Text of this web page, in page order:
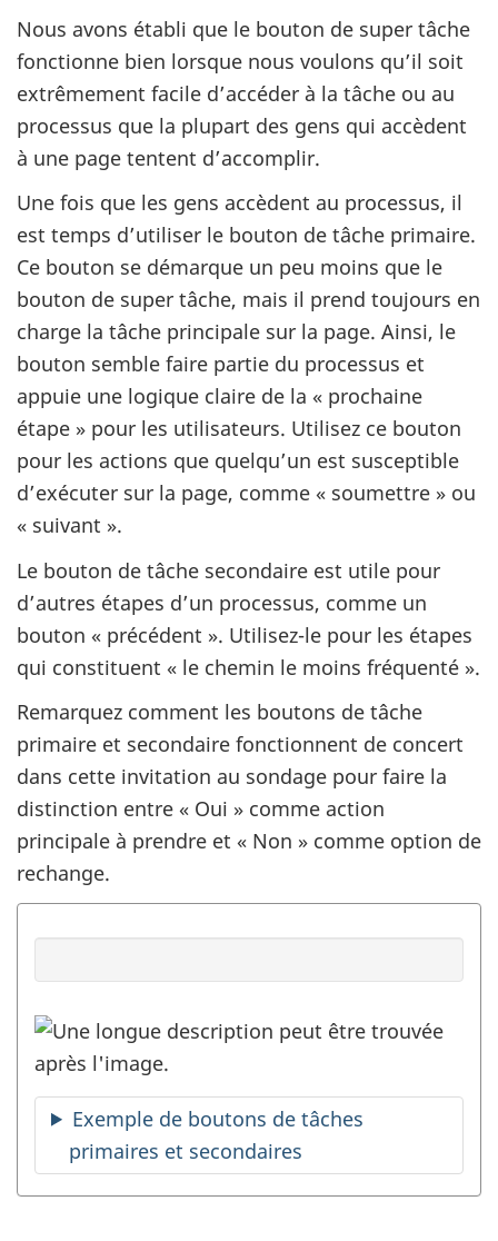
Nous avons établi que le bouton de super tâche
fonctionne bien lorsque nous voulons qu’il soit
extrêmement facile d’accéder à la tâche ou au
processus que la plupart des gens qui accèdent
à une page tentent d’accomplir.
Une fois que les gens accèdent au processus, il
est temps d’utiliser le bouton de tâche primaire.
Ce bouton se démarque un peu moins que le
bouton de super tâche, mais il prend toujours en
charge la tâche principale sur la page. Ainsi, le
bouton semble faire partie du processus et
appuie une logique claire de la « prochaine
étape » pour les utilisateurs. Utilisez ce bouton
pour les actions que quelqu’un est susceptible
d’exécuter sur la page, comme « soumettre » ou
« suivant ».
Le bouton de tâche secondaire est utile pour
d’autres étapes d’un processus, comme un
bouton « précédent ». Utilisez-le pour les étapes
qui constituent « le chemin le moins fréquenté ».
Remarquez comment les boutons de tâche
primaire et secondaire fonctionnent de concert
dans cette invitation au sondage pour faire la
distinction entre « Oui » comme action
principale à prendre et « Non » comme option de
rechange.
Exemple de boutons de tâches
primaires et secondaires